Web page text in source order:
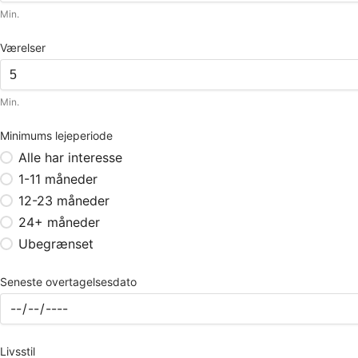
Min.
Værelser
Min.
Minimums lejeperiode
Alle har interesse
1-11 måneder
12-23 måneder
24+ måneder
Ubegrænset
Seneste overtagelsesdato
Livsstil